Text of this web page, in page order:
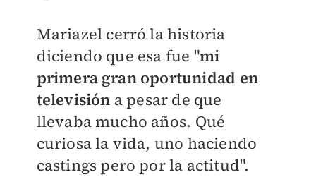
Mariazel cerró la historia
diciendo que esa fue "mi
primera gran oportunidad en
televisión a pesar de que
llevaba mucho años. Qué
curiosa la vida, uno haciendo
castings pero por la actitud".